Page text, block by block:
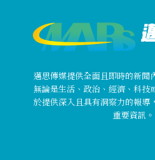
邁思傳媒提供全面且即時的新聞
無論是生活、政治、經濟、科技
於提供深入且具有洞察力的報導
重要資訊。